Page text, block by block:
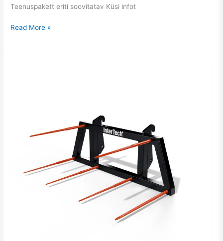
Teenuspakett eriti soovitatav Küsi infot
Read More »